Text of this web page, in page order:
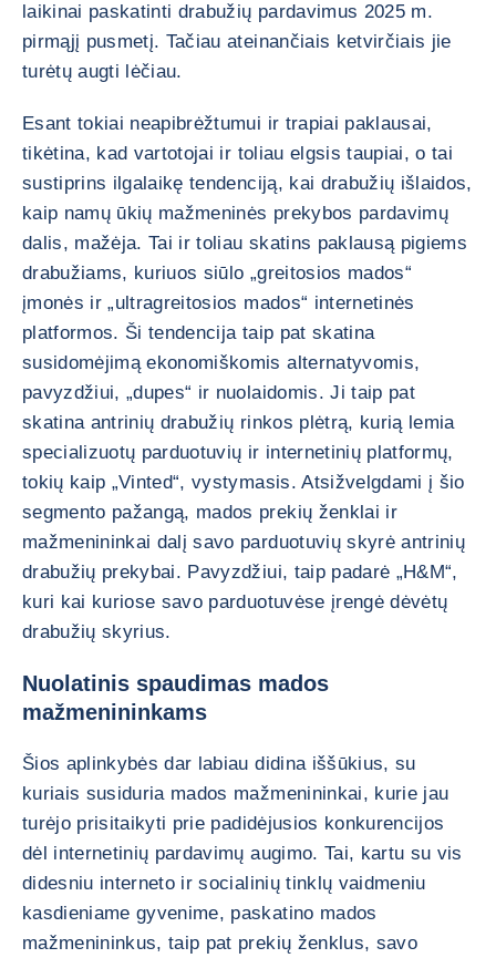
laikinai paskatinti drabužių pardavimus 2025 m.
pirmąjį pusmetį. Tačiau ateinančiais ketvirčiais jie
turėtų augti lėčiau.
Esant tokiai neapibrėžtumui ir trapiai paklausai,
tikėtina, kad vartotojai ir toliau elgsis taupiai, o tai
sustiprins ilgalaikę tendenciją, kai drabužių išlaidos,
kaip namų ūkių mažmeninės prekybos pardavimų
dalis, mažėja. Tai ir toliau skatins paklausą pigiems
drabužiams, kuriuos siūlo „greitosios mados“
įmonės ir „ultragreitosios mados“ internetinės
platformos. Ši tendencija taip pat skatina
susidomėjimą ekonomiškomis alternatyvomis,
pavyzdžiui, „dupes“ ir nuolaidomis. Ji taip pat
skatina antrinių drabužių rinkos plėtrą, kurią lemia
specializuotų parduotuvių ir internetinių platformų,
tokių kaip „Vinted“, vystymasis. Atsižvelgdami į šio
segmento pažangą, mados prekių ženklai ir
mažmenininkai dalį savo parduotuvių skyrė antrinių
drabužių prekybai. Pavyzdžiui, taip padarė „H&M“,
kuri kai kuriose savo parduotuvėse įrengė dėvėtų
drabužių skyrius.
Nuolatinis spaudimas mados
mažmenininkams
Šios aplinkybės dar labiau didina iššūkius, su
kuriais susiduria mados mažmenininkai, kurie jau
turėjo prisitaikyti prie padidėjusios konkurencijos
dėl internetinių pardavimų augimo. Tai, kartu su vis
didesniu interneto ir socialinių tinklų vaidmeniu
kasdieniame gyvenime, paskatino mados
mažmenininkus, taip pat prekių ženklus, savo